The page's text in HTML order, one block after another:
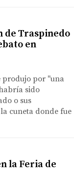
de Traspinedo
en
produjo por "una
sido
o sus
cuneta donde fue
la Feria de